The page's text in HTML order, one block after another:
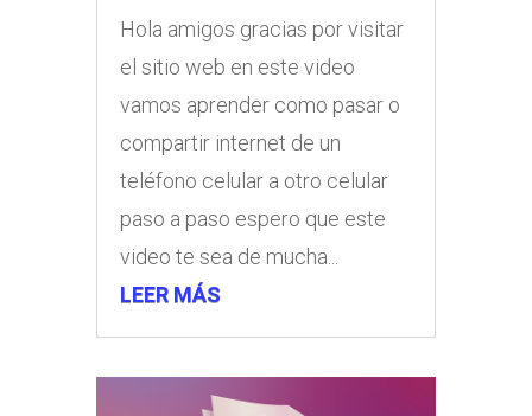
Hola amigos gracias por visitar
el sitio web en este video
vamos aprender como pasar o
compartir internet de un
teléfono celular a otro celular
paso a paso espero que este
video te sea de mucha...
LEER MÁS